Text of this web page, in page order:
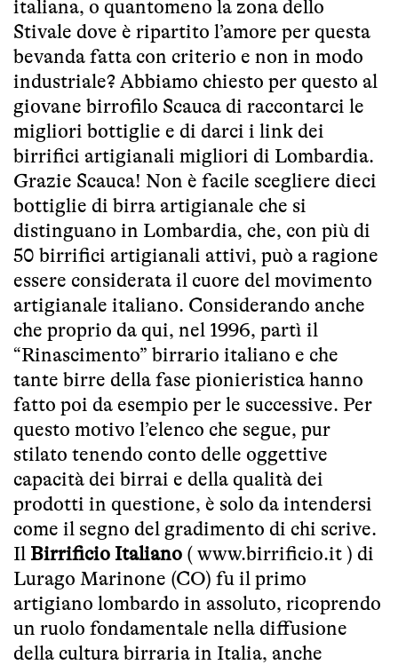
italiana, o quantomeno la zona dello
Stivale dove è ripartito l’amore per questa
bevanda fatta con criterio e non in modo
industriale? Abbiamo chiesto per questo al
giovane birrofilo Scauca di raccontarci le
migliori bottiglie e di darci i link dei
birrifici artigianali migliori di Lombardia.
Grazie Scauca! Non è facile scegliere dieci
bottiglie di birra artigianale che si
distinguano in Lombardia, che, con più di
50 birrifici artigianali attivi, può a ragione
essere considerata il cuore del movimento
artigianale italiano. Considerando anche
che proprio da qui, nel 1996, partì il
“Rinascimento” birrario italiano e che
tante birre della fase pionieristica hanno
fatto poi da esempio per le successive. Per
questo motivo l’elenco che segue, pur
stilato tenendo conto delle oggettive
capacità dei birrai e della qualità dei
prodotti in questione, è solo da intendersi
come il segno del gradimento di chi scrive.
Il Birrificio Italiano ( www.birrificio.it ) di
Lurago Marinone (CO) fu il primo
artigiano lombardo in assoluto, ricoprendo
un ruolo fondamentale nella diffusione
della cultura birraria in Italia, anche